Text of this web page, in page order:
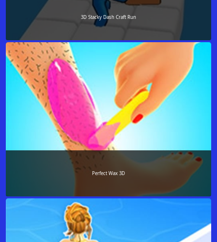
3D Stacky Dash Craft Run
Perfect Wax 3D